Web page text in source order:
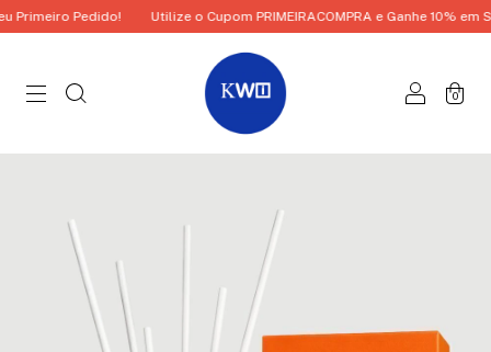
Pedido! Utilize o Cupom PRIMEIRACOMPRA e Ganhe 10% em
0